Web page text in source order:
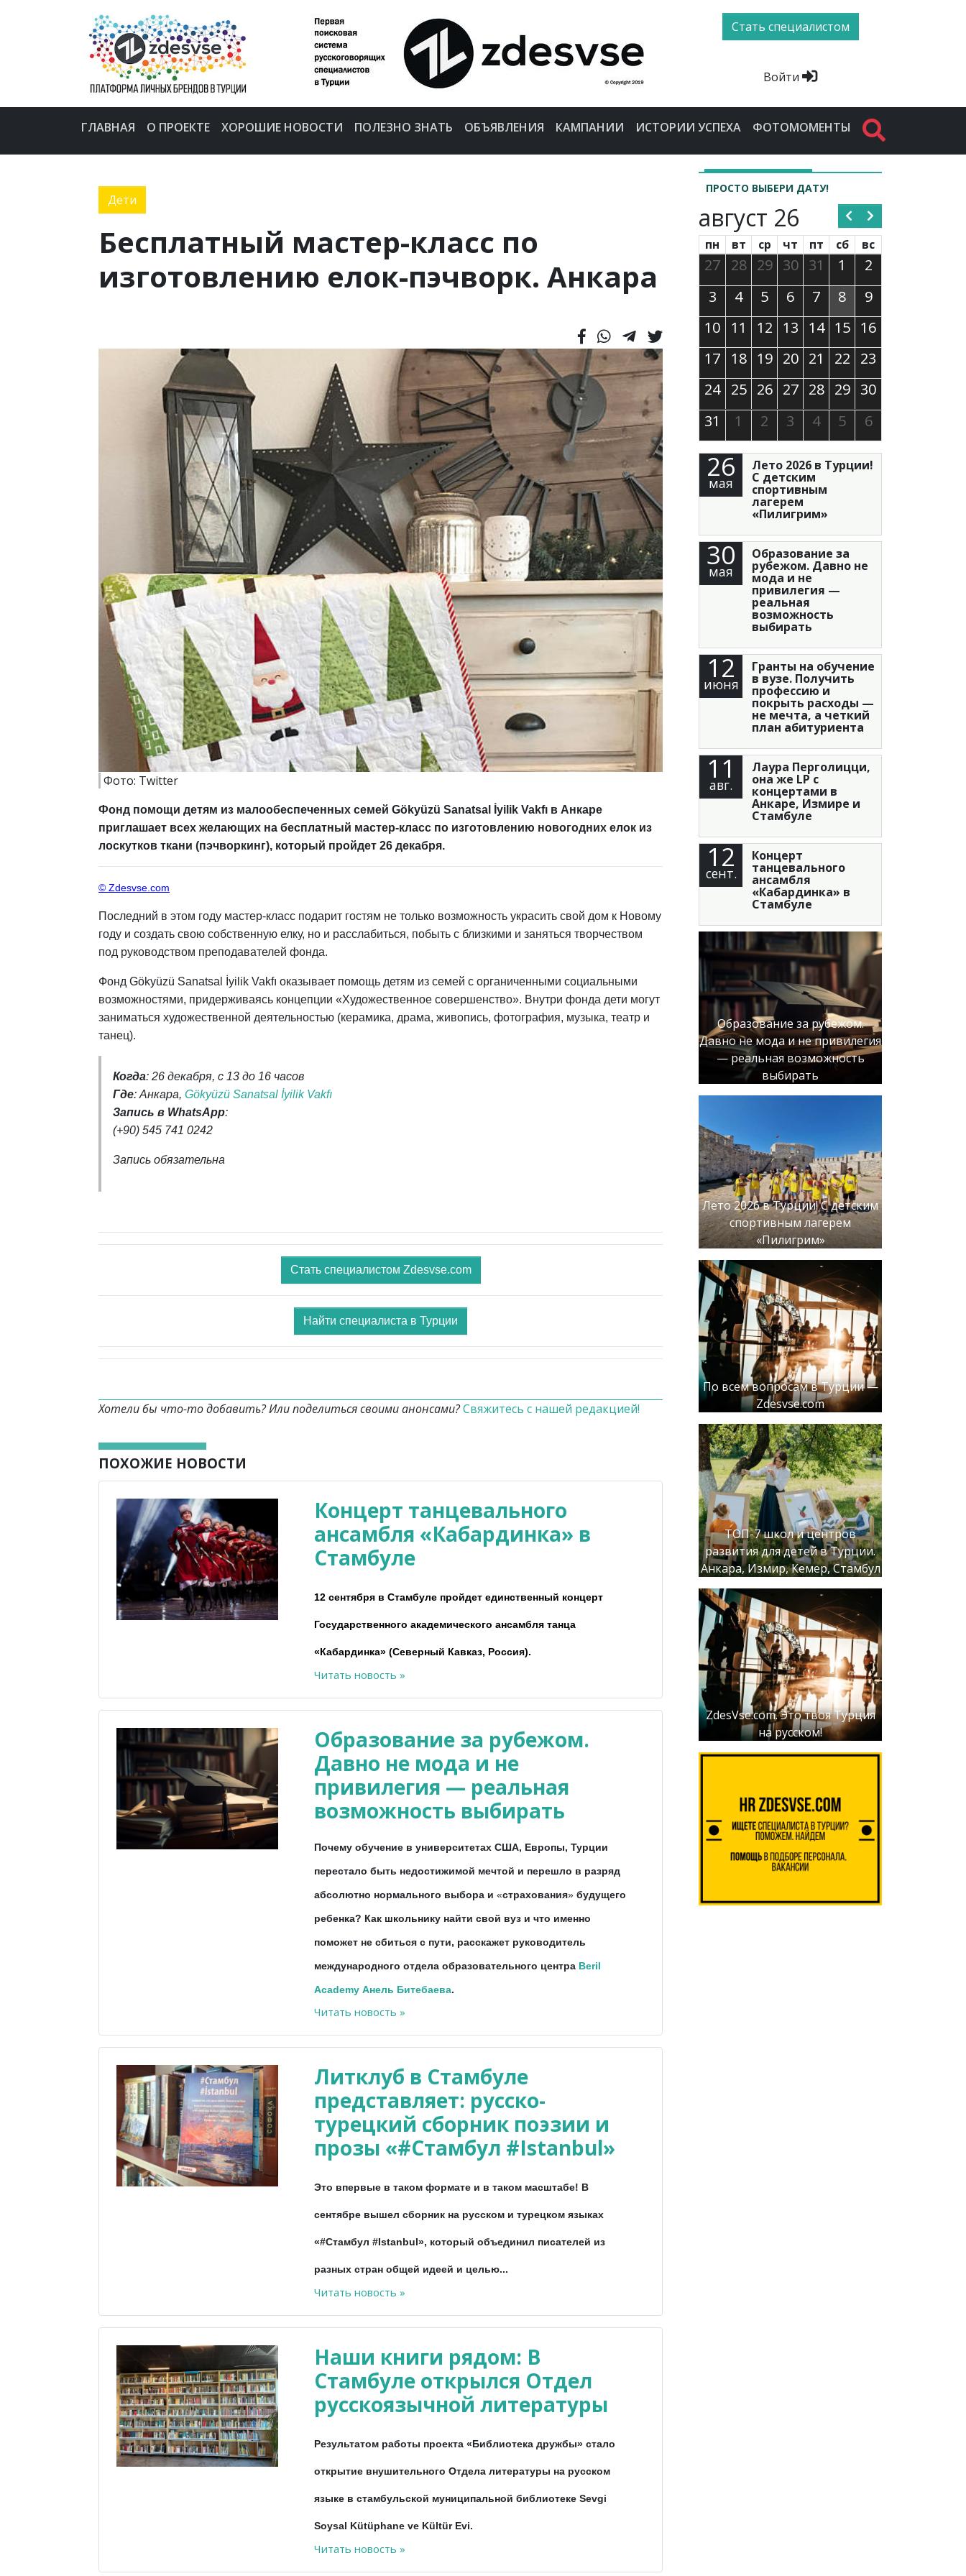
Стать специалистом
Войти
ГЛАВНАЯ О ПРОЕКТЕ ХОРОШИЕ НОВОСТИ ПОЛЕЗНО ЗНАТЬ ОБЪЯВЛЕНИЯ КАМПАНИИ ИСТОРИИ УСПЕХА ФОТОМОМЕНТЫ
Дети
Бесплатный мастер-класс по
изготовлению елок-пэчворк. Анкара
Фото: Twitter
Фонд помощи детям из малообеспеченных семей Gökyüzü Sanatsal İyilik Vakfı в Анкаре
приглашает всех желающих на бесплатный мастер-класс по изготовлению новогодних елок из
лоскутков ткани (пэчворкинг), который пройдет 26 декабря.
© Zdesvse.com
Последний в этом году мастер-класс подарит гостям не только возможность украсить свой дом к Новому
году и создать свою собственную елку, но и расслабиться, побыть с близкими и заняться творчеством
под руководством преподавателей фонда.
Фонд Gökyüzü Sanatsal İyilik Vakfı оказывает помощь детям из семей с органиченными социальными
возможностями, придерживаясь концепции «Художественное совершенство». Внутри фонда дети могут
заниматься художественной деятельностью (керамика, драма, живопись, фотография, музыка, театр и
танец).
Когда: 26 декабря, с 13 до 16 часов
Где: Анкара, Gökyüzü Sanatsal İyilik Vakfı
Запись в WhatsApp:
(+90) 545 741 0242
Запись обязательна
Стать специалистом Zdesvse.com
Найти специалиста в Турции
Хотели бы что-то добавить? Или поделиться своими анонсами?Свяжитесь с нашей редакцией!
ПОХОЖИЕ НОВОСТИ
Концерт танцевального
ансамбля «Кабардинка» в
Стамбуле
12 сентября в Стамбуле пройдет единственный концерт
Государственного академического ансамбля танца
«Кабардинка» (Северный Кавказ, Россия).
Читать новость »
Образование за рубежом.
Давно не мода и не
привилегия — реальная
возможность выбирать
Почему обучение в университетах США, Европы, Турции
перестало быть недостижимой мечтой и перешло в разряд
абсолютно нормального выбора и «страхования» будущего
ребенка? Как школьнику найти свой вуз и что именно
поможет не сбиться с пути, расскажет руководитель
международного отдела образовательного центра Beril
Academy Анель Битебаева.
Читать новость »
Литклуб в Стамбуле
представляет: русско-
турецкий сборник поэзии и
прозы «#Стамбул #Istanbul»
Это впервые в таком формате и в таком масштабе! В
сентябре вышел сборник на русском и турецком языках
«#Стамбул #Istanbul», который объединил писателей из
разных стран общей идеей и целью...
Читать новость »
Наши книги рядом: В
Стамбуле открылся Отдел
русскоязычной литературы
Результатом работы проекта «Библиотека дружбы» стало
открытие внушительного Отдела литературы на русском
языке в стамбульской муниципальной библиотеке Sevgi
Soysal Kütüphane ve Kültür Evi.
Читать новость »
ПРОСТО ВЫБЕРИ ДАТУ!
август 26
пн вт ср чт пт сб вс
27 28 29 30 31 1
2
3
4 5 6 7 8
9
10 11 12 13 14 15 16
17 18 19 20 21 22 23
24 25 26 27 28 29 30
31
1 2 3 4 5 6
26
мая
Лето 2026 в Турции!
С детским
спортивным
лагерем
«Пилигрим»
30
мая
Образование за
рубежом. Давно не
мода и не
привилегия —
реальная
возможность
выбирать
12
июня
Гранты на обучение
в вузе. Получить
профессию и
покрыть расходы —
не мечта, а четкий
план абитуриента
11
авг.
Лаура Перголицци,
она же LP с
концертами в
Анкаре, Измире и
Стамбуле
12
сент.
Концерт
танцевального
ансамбля
«Кабардинка» в
Стамбуле
Образование за рубежом.
Давно не мода и не привилегия
— реальная возможность
выбирать
Лето 2026 в Турции! С детским
спортивным лагерем
«Пилигрим»
По всем вопросам в Турции —
Zdesvse.com
ТОП-7 школ и центров
развития для детей в Турции.
Анкара, Измир, Кемер, Стамбул
ZdesVse.com. Это твоя Турция
на русском!